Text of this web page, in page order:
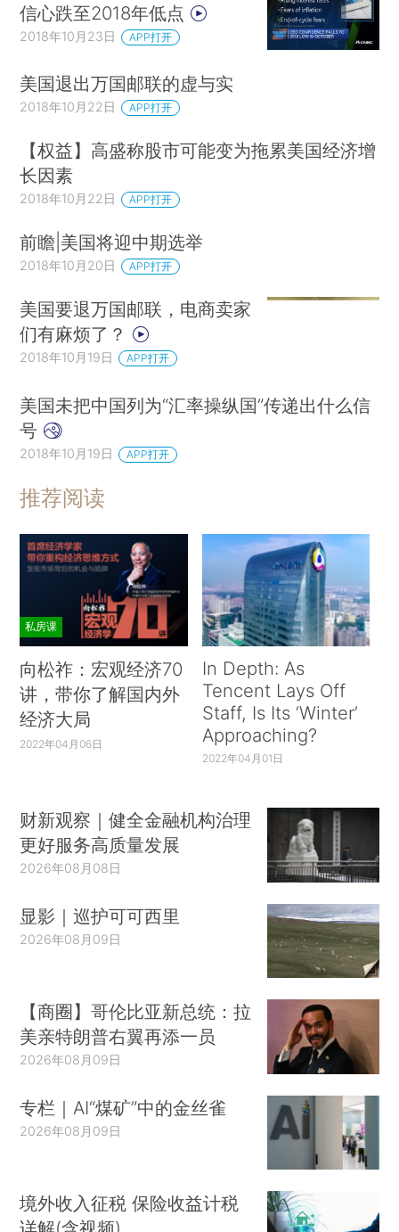
永久存档。
我在任职期间，院长有两次否决委员会的决
定。有意思的是，两次都是委员会投票不同意给候
选人长聘职务，但口头建议院长不要采纳委员会的
优秀，但委员们觉得离美国西北大学长聘的标准还
是差了点儿。只是，候选人配偶特别优秀，是个大
牛。如果候选人被拒绝长聘，他们夫妇一定会一起
离开，很多大学都希望能挖走他们。作为学术性委
员会，我们只能考虑学术因素。候选人的其它信
息，包括其配偶如何，都不在我们的讨论范畴。这
些非学术因素，是行政官员，也就是院长，必须考
虑的。
权力的边界清晰，任意性很小。教授治校并非教授
直接行使行政权力，而是对行政权力进行有效的制
长聘与晋升委员会比较看中的是特别委员会的
报告与建议。这个委员会远离候选人所在系、无任
何利益冲突，收集众多同行意见，花费大量时间研
究候选人的科学贡献与国际地位，其报告一般客
观、可信。多年来，我作为特别委员会成员写过很
多报告。今年年初还作为主任委员写过一份九页纸
的总结报告，候选人研究方向与数学相距甚远。我
的报告通篇没有一个指标式数字：没有文章篇数，
没有引用数，没有影响因子，没有科研经费数。我
只写了他做了什么，为什么他的工作特别重要，全
些人做得最好，他和做得最好的四五个人相比如何
（Benchmarking）。最后很重要的一点，假如我
们不留他，能不能招到比他更好的人。所有这些都
美国大学的管理主要靠诸如长聘与晋升委员之
类的各个专业委员会。教授有三大职责——教学、
研究与服务，而参与学校管理是对学校的服务。国
外知名教授极少有行政职务，但都会积极参与学校
管理，切实有效。国内传统大学教授的行政参与往
往是做官，行政色彩浓厚。
让优秀学者，特别是年轻学者，坚持做学问，
又能参与到学校管理，这是管理之道。■
信心跌至2018年低点
2018年10月23日 APP打开
美国退出万国邮联的虚与实
2018年10月22日 APP打开
【权益】高盛称股市可能变为拖累美国经济增
长因素
2018年10月22日 APP打开
前瞻|美国将迎中期选举
2018年10月20日 APP打开
美国要退万国邮联，电商卖家
们有麻烦了？
2018年10月19日 APP打开
美国未把中国列为“汇率操纵国”传递出什么信
号
2018年10月19日 APP打开
推荐阅读
私房课
向松祚：宏观经济70
讲，带你了解国内外
经济大局
2022年04月06日
In Depth: As
Tencent Lays Off
Staff, Is Its ‘Winter’
Approaching?
2022年04月01日
财新观察｜健全金融机构治理
更好服务高质量发展
2026年08月08日
显影｜巡护可可西里
2026年08月09日
【商圈】哥伦比亚新总统：拉
美亲特朗普右翼再添一员
2026年08月09日
专栏｜AI“煤矿”中的金丝雀
2026年08月09日
境外收入征税 保险收益计税